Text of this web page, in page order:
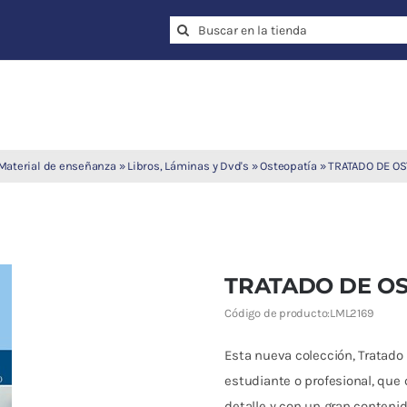
Search
de enseñanza » Libros, Láminas y Dvd's »Osteopatía »TRATADO DE
TRATADO DE
Código de producto:LML2169
Esta nueva colección,
estudiante o profesional, que